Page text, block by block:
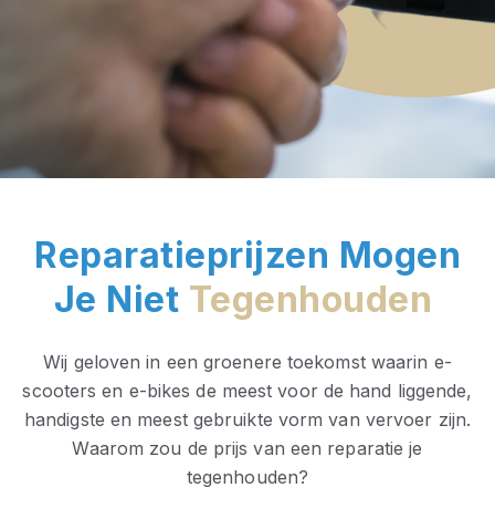
Reparatieprijzen Mogen
Je Niet Tegenhouden
Wij geloven in een groenere toekomst waarin e-
scooters en e-bikes de meest voor de hand liggende,
handigste en meest gebruikte vorm van vervoer zijn.
Waarom zou de prijs van een reparatie je
tegenhouden?